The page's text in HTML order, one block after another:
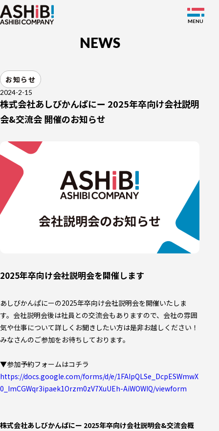
NEWS
RECRUIT
JP EN
NEWS
お知らせ
2024-2-15
株式会社あしびかんぱにー 2025年卒向け会社説明
会&交流会 開催のお知らせ
2025年卒向け会社説明会を開催します
あしびかんぱにーの2025年卒向け会社説明会を開催いたしま
す。会社説明会後は社員との交流会もありますので、会社の雰囲
気や仕事について詳しくお聞きしたい方は是非お越しください！
みなさんのご参加をお待ちしております。
▼参加予約フォームはコチラ
https://docs.google.com/forms/d/e/1FAIpQLSe_DcpESWmwX
0_ImCGWqr3ipaek1Orzm0zV7XuUEh-AiWOWIQ/viewform
株式会社あしびかんぱにー 2025年卒向け会社説明会&交流会概